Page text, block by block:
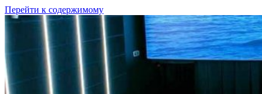
Перейти к содержимому